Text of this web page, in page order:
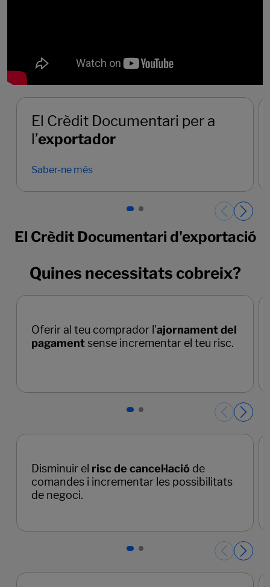
El Crèdit Documentari d'exportació
Quines necessitats cobreix?